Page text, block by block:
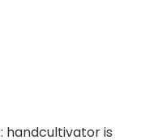
handcultivator is